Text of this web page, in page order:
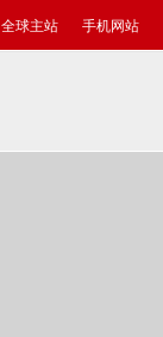
全球主站 手机网站